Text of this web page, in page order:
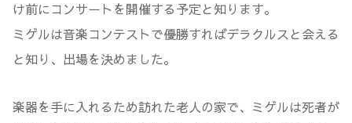
け前にコンサートを開催する予定と知ります。
ミゲルは音楽コンテストで優勝すればデラクルスと会える
と知り、出場を決めました。
楽器を手に入れるため訪れた老人の家で、ミゲルは死者が